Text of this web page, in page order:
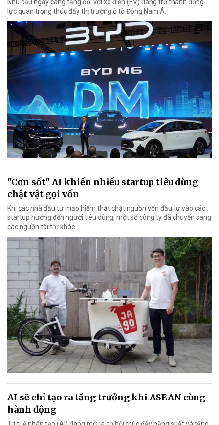
Nhu cầu ngày càng tăng đối với xe điện (EV) đang trở thành động
lực quan trọng thúc đẩy thị trường ô tô Đông Nam Á.
"Cơn sốt" AI khiến nhiều startup tiêu dùng
chật vật gọi vốn
Khi các nhà đầu tư mạo hiểm thắt chặt nguồn vốn đầu tư vào các
startup hướng đến người tiêu dùng, một số công ty đã chuyển sang
các nguồn tài trợ khác.
AI sẽ chỉ tạo ra tăng trưởng khi ASEAN cùng
hành động
Trí tuệ nhân tạo (AI) đang mở ra cơ hội thúc đẩy năng suất và tăng